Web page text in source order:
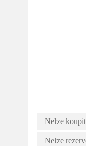
Nelze
Nelze